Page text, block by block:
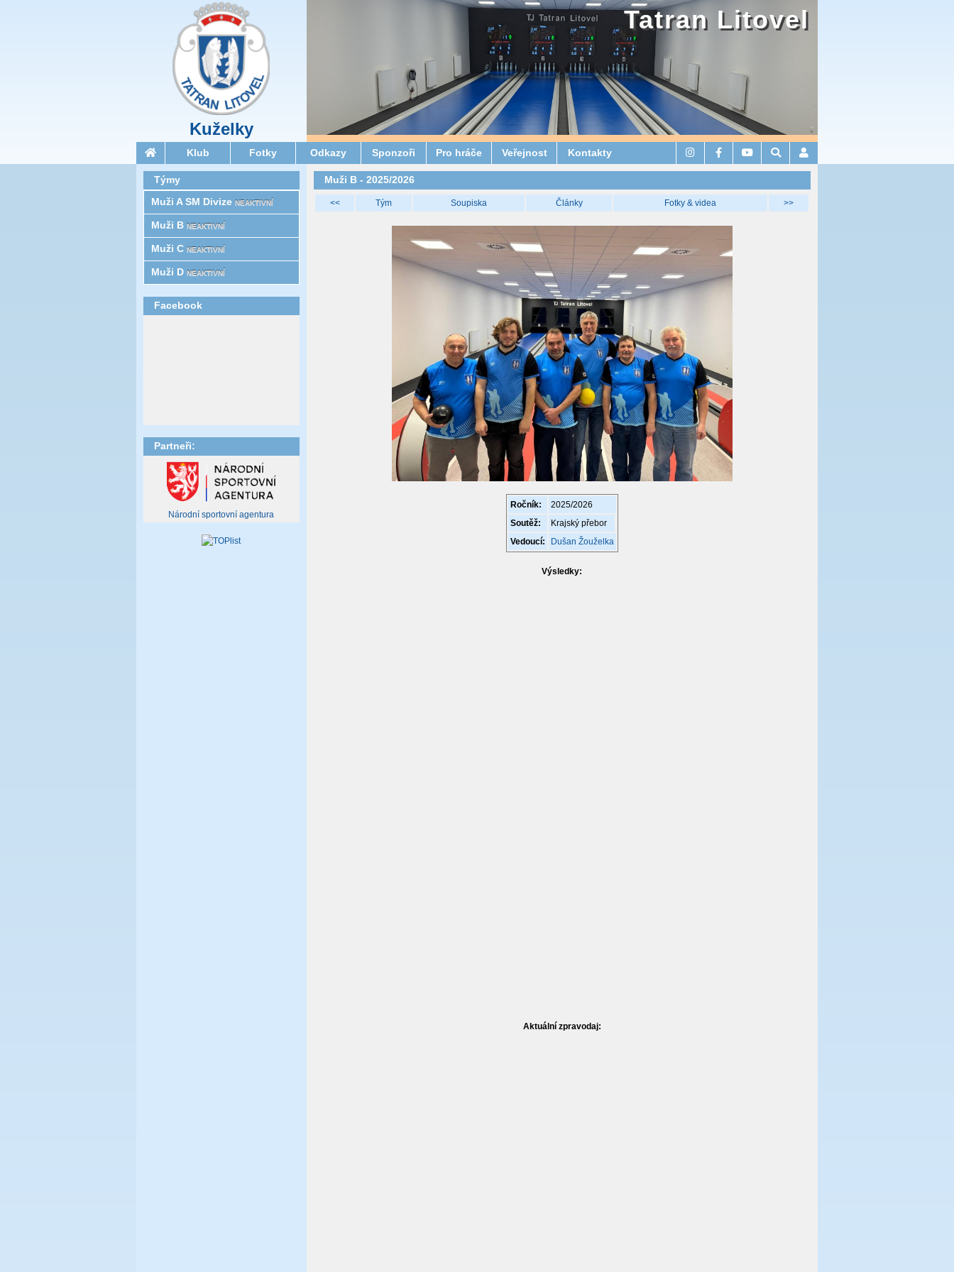
Kuželky
Tatran Litovel
Klub Fotky Odkazy Sponzoři Pro hráče Veřejnost Kontakty
Muži B - 2025/2026
<< Tým Soupiska Články Fotky & videa >>
Ročník:
2025/2026
Soutěž:
Krajský přebor
Vedoucí:
Dušan Žouželka
Výsledky:
Aktuální zpravodaj:
Týmy
Muži A SM Divize NEAKTIVNÍ
Muži B NEAKTIVNÍ
Muži C NEAKTIVNÍ
Muži D NEAKTIVNÍ
Facebook
Partneři:
Národní sportovní agentura